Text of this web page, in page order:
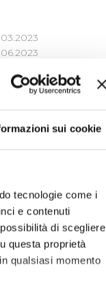
sui cookie
tecnologie come i
e contenuti
di scegliere
questa proprietà
qualsiasi momento